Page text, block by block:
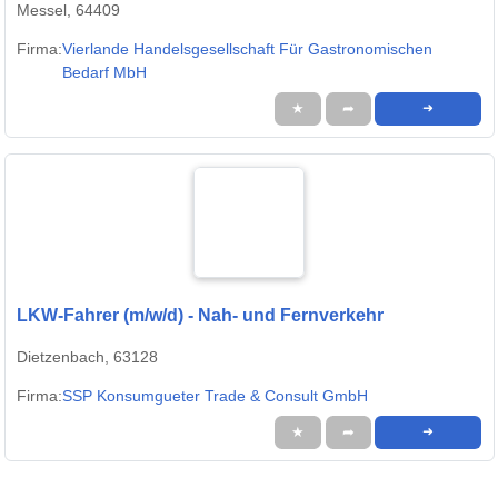
Messel, 64409
Firma:Vierlande Handelsgesellschaft Für Gastronomischen
Bedarf MbH
★ ➦ ➜
LKW-Fahrer (m/w/d) - Nah- und Fernverkehr
Dietzenbach, 63128
Firma:SSP Konsumgueter Trade & Consult GmbH
★ ➦ ➜